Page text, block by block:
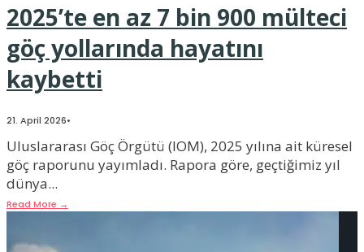
2025’te en az 7 bin 900 mülteci
göç yollarında hayatını
kaybetti
21. April 2026•
Uluslararası Göç Örgütü (IOM), 2025 yılına ait küresel
göç raporunu yayımladı. Rapora göre, geçtiğimiz yıl
dünya...
Read More →